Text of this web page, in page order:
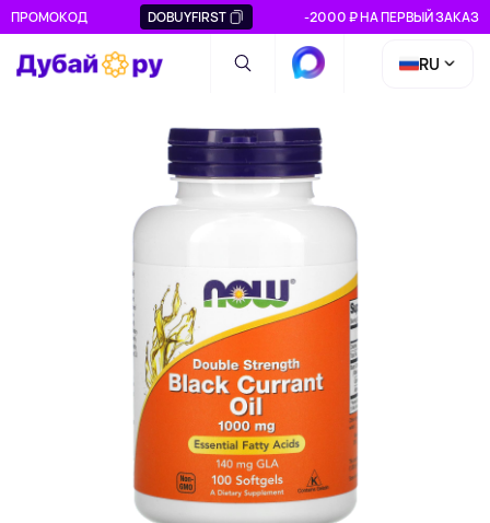
ПРОМОКОД DOBUYFIRST -2000 ₽ НА ПЕРВЫЙ ЗАКАЗ
RU